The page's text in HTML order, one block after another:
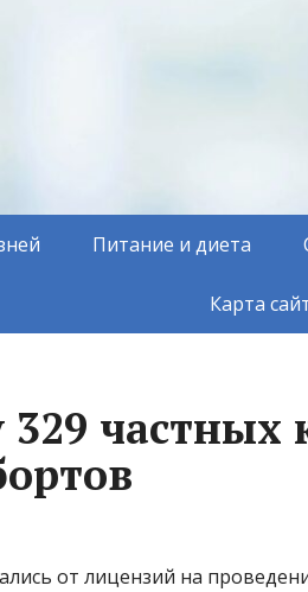
Питание и диета
Карта
329 частных
от лицензий на